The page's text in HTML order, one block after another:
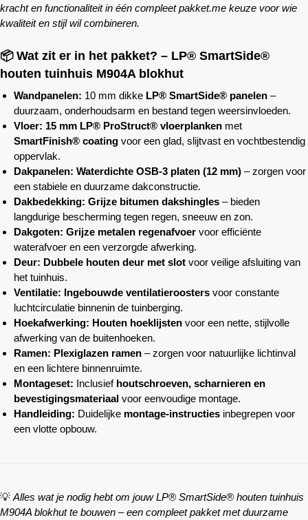
kracht en functionaliteit in één compleet pakket.me keuze voor wie
kwaliteit en stijl wil combineren.
📦 Wat zit er in het pakket? – LP® SmartSide®
houten tuinhuis M904A blokhut
Wandpanelen: 10 mm dikke LP® SmartSide® panelen –
duurzaam, onderhoudsarm en bestand tegen weersinvloeden.
Vloer: 15 mm LP® ProStruct® vloerplanken met
SmartFinish® coating voor een glad, slijtvast en vochtbestendig
oppervlak.
Dakpanelen: Waterdichte OSB-3 platen (12 mm) – zorgen voor
een stabiele en duurzame dakconstructie.
Dakbedekking: Grijze bitumen dakshingles – bieden
langdurige bescherming tegen regen, sneeuw en zon.
Dakgoten: Grijze metalen regenafvoer voor efficiënte
waterafvoer en een verzorgde afwerking.
Deur: Dubbele houten deur met slot voor veilige afsluiting van
het tuinhuis.
Ventilatie: Ingebouwde ventilatieroosters voor constante
luchtcirculatie binnenin de tuinberging.
Hoekafwerking: Houten hoeklijsten voor een nette, stijlvolle
afwerking van de buitenhoeken.
Ramen: Plexiglazen ramen – zorgen voor natuurlijke lichtinval
en een lichtere binnenruimte.
Montageset: Inclusief houtschroeven, scharnieren en
bevestigingsmateriaal voor eenvoudige montage.
Handleiding: Duidelijke montage-instructies inbegrepen voor
een vlotte opbouw.
💡 Alles wat je nodig hebt om jouw LP® SmartSide® houten tuinhuis
M904A blokhut te bouwen – een compleet pakket met duurzame